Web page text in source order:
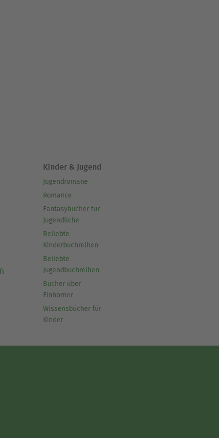
Kinder & Jugend
Jugendromane
Romance
Fantasybücher für
Jugendliche
Beliebte
Kinderbuchreihen
Beliebte
Jugendbuchreihen
Bücher über
Einhörner
Wissensbücher für
Kinder